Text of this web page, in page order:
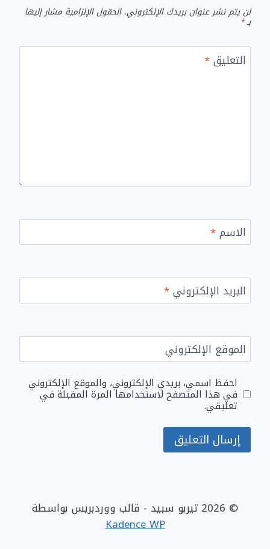
لن يتم نشر عنوان بريدك الإلكتروني. الحقول الإلزامية مشار إليها
بـ*
التعليق*
الاسم*
البريد الإلكتروني*
الموقع الإلكتروني
احفظ اسمي، بريدي الإلكتروني، والموقع الإلكتروني
في هذا المتصفح لاستخدامها المرة المقبلة في
تعليقي.
© 2026 تيربو سبيد - قالب ووردبريس بواسطة
Kadence WP